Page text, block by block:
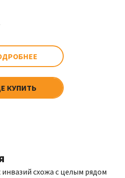
КУПИТЬ
схожа с целым рядом